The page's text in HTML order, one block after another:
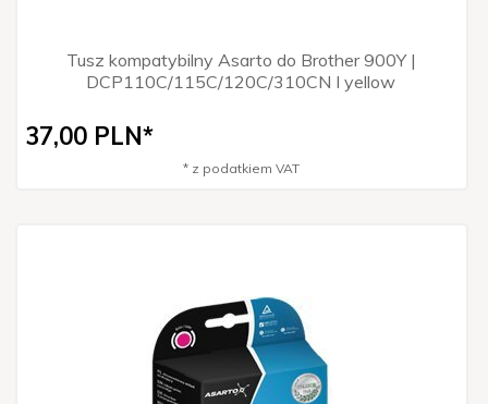
Tusz kompatybilny Asarto do Brother 900Y |
DCP110C/115C/120C/310CN I yellow
37,00 PLN*
* z podatkiem VAT